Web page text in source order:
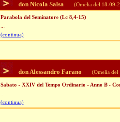
don Nicola Salsa (Omelia del 18-09-
Parabola del Seminatore (Lc 8,4-15)
(continua)
don Alessandro Farano (Omelia del
Sabato - XXIV del Tempo Ordinario - Anno B -
(continua)